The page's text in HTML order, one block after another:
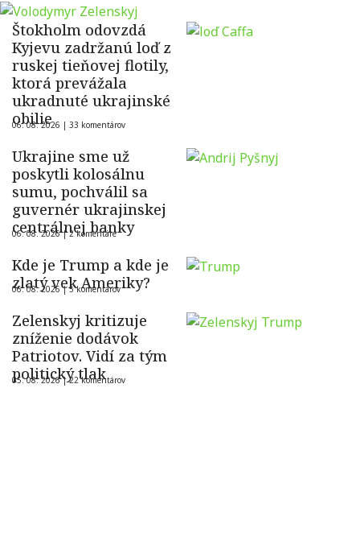
Štokholm odovzdá
Kyjevu zadržanú loď z
ruskej tieňovej flotily,
ktorá prevážala
ukradnuté ukrajinské
obilie
06. 08. 2026 | 33 komentárov
Ukrajine sme už
poskytli kolosálnu
sumu, pochválil sa
guvernér ukrajinskej
centrálnej banky
06. 08. 2026 |2 komentáre
Kde je Trump a kde je
zlatý vek Ameriky?
06. 08. 2026 |5 komentárov
Zelenskyj kritizuje
zníženie dodávok
Patriotov. Vidí za tým
politický tlak
05. 08. 2026 |22 komentárov